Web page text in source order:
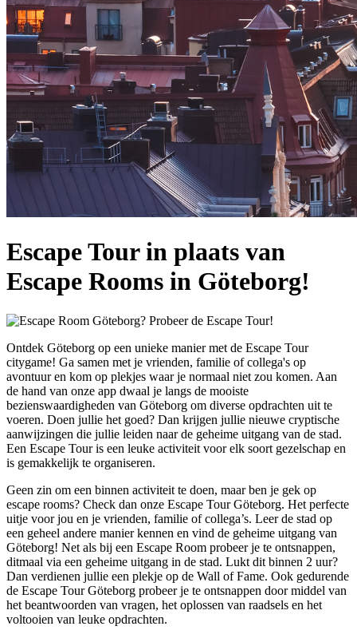
Escape Tour in plaats van
Escape Rooms in Göteborg!
Ontdek Göteborg op een unieke manier met de Escape Tour
citygame! Ga samen met je vrienden, familie of collega's op
avontuur en kom op plekjes waar je normaal niet zou komen. Aan
de hand van onze app dwaal je langs de mooiste
bezienswaardigheden van Göteborg om diverse opdrachten uit te
voeren. Doen jullie het goed? Dan krijgen jullie nieuwe cryptische
aanwijzingen die jullie leiden naar de geheime uitgang van de stad.
Een Escape Tour is een leuke activiteit voor elk soort gezelschap en
is gemakkelijk te organiseren.
Geen zin om een binnen activiteit te doen, maar ben je gek op
escape rooms? Check dan onze Escape Tour Göteborg. Het perfecte
uitje voor jou en je vrienden, familie of collega’s. Leer de stad op
een geheel andere manier kennen en vind de geheime uitgang van
Göteborg! Net als bij een Escape Room probeer je te ontsnappen,
ditmaal via een geheime uitgang in de stad. Lukt dit binnen 2 uur?
Dan verdienen jullie een plekje op de Wall of Fame. Ook gedurende
de Escape Tour Göteborg probeer je te ontsnappen door middel van
het beantwoorden van vragen, het oplossen van raadsels en het
voltooien van leuke opdrachten.